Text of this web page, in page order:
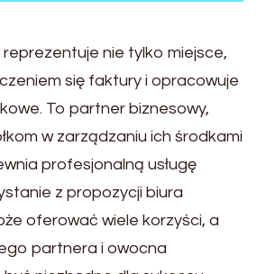
nie tylko miejsce,
się faktury i opracowuje
To partner biznesowy,
w zarządzaniu ich środkami
profesjonalną usługę
z propozycji biura
oferować wiele korzyści, a
partnera i owocna